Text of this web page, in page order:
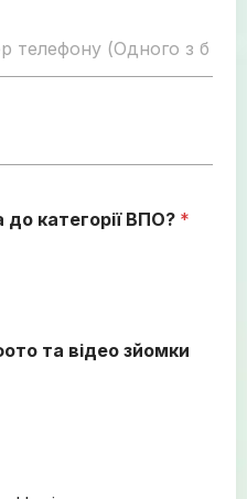
категорії ВПО? *
та відео зйомки